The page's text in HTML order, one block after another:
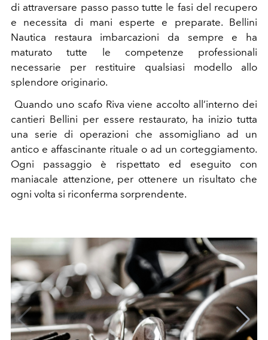
di attraversare passo passo tutte le fasi del recupero
e necessita di mani esperte e preparate. Bellini
Nautica restaura imbarcazioni da sempre e ha
maturato tutte le competenze professionali
necessarie per restituire qualsiasi modello allo
splendore originario.
Quando uno scafo Riva viene accolto all’interno dei
cantieri Bellini per essere restaurato, ha inizio tutta
una serie di operazioni che assomigliano ad un
antico e affascinante rituale o ad un corteggiamento.
Ogni passaggio è rispettato ed eseguito con
maniacale attenzione, per ottenere un risultato che
ogni volta si riconferma sorprendente.